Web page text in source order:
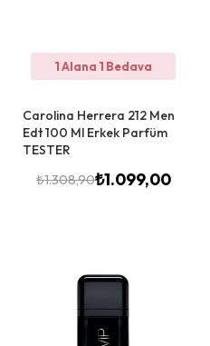
1 Alana 1 Bedava
Carolina Herrera 212 Men
Edt 100 Ml Erkek Parfüm
TESTER
₺1.308,90₺1.099,00